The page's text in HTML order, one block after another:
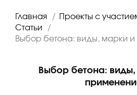
Главная / Проекты с
Статьи
/
Выбор бетона: виды, марки
Выбор бетона: